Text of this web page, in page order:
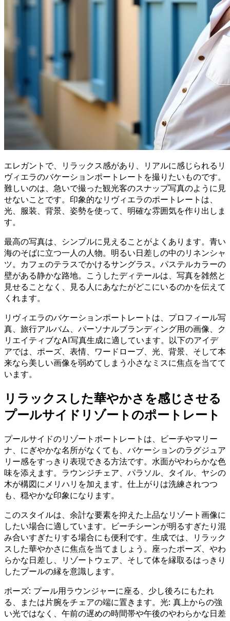
エレガントで、リラックス感があり、リアルに感じられるリ
ヴィエラのバケーションポートレートを撮りたいものです。
難しいのは、急いで撮った観光客のスナップ写真のように見
せないことです。印象的なリヴィエラのポートレートは、
光、服装、背景、姿勢を使って、明確な雰囲気を作り出しま
す。
最高の写真は、シンプルに見えることがよくあります。青い
海のそばに立つ一人の人物。明るい日差しの中のリネンシャ
ツ。カフェのテラスでかけるサングラス。パステルカラーの
壁がある静かな路地。こうしたディテールは、写真を雑然と
見せることなく、見る人にあなたがどこにいるのかを伝えて
くれます。
リヴィエラのバケーションポートレートは、プロフィール写
真、旅行アルバム、パーソナルブランディング用の画像、ク
リエイティブなAI写真生成に適しています。以下のアイデ
アでは、ポーズ、表情、ワードローブ、光、背景、そして本
来なら美しい画像を弱めてしまう小さなミスに焦点を当てて
います。
リラックスした華やかさを感じさせる
プールサイドリゾートのポートレート
プールサイドのリゾートポートレートは、ビーチやマリー
ナ、にぎやかな名所がなくても、バケーションのラグジュア
リー感をすっきり表現できる方法です。水面がやわらかな色
味を添えます。ラウンジチェア、パラソル、タイル、ヤシの
木が構図にメリハリを加えます。仕上がりは洗練されつつ
も、穏やかな印象になります。
このスタイルは、余計な要素を抑えた上品なリゾート画像に
したい場合に適しています。ビーチシーンが明るすぎたり混
み合いすぎたりする場合にも便利です。生成では、リラック
スした華やかさに焦点を当てましょう。座ったポーズ、やわ
らかな日差し、リゾートウェア、そして体を縁取るはっきり
したプールの縁を意識します。
ポーズ: プール用ラウンジャーに座る、少し後ろにもたれ
る、または片腕をチェアの端に置きます。光: 真上からの強
い光ではなく、午前の遅めの時間帯や午後のやわらかな日差